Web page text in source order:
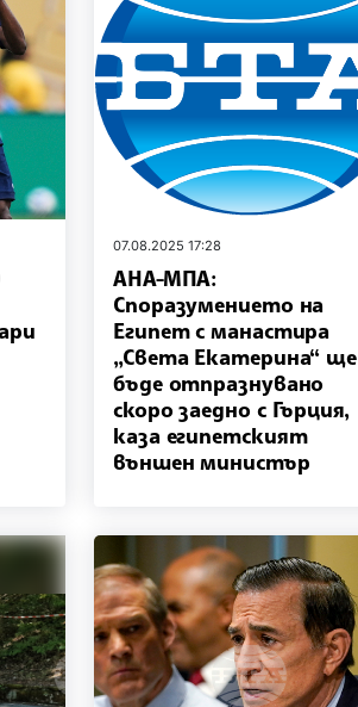
07.08.2025 17:28
АНА-МПА:
Споразумението на
Египет с манастира
„Света Екатерина“ ще
бъде отпразнувано
скоро заедно с Гърция,
каза египетският
външен министър